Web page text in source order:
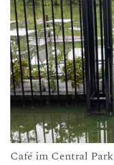
Café im Central Park